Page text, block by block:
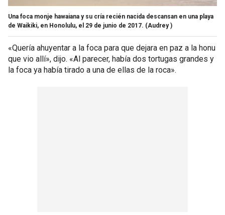
Una foca monje hawaiana y su cría recién nacida descansan en una playa
de Waikiki, en Honolulu, el 29 de junio de 2017. (Audrey )
«Quería ahuyentar a la foca para que dejara en paz a la honu
que vio allí», dijo. «Al parecer, había dos tortugas grandes y
la foca ya había tirado a una de ellas de la roca».